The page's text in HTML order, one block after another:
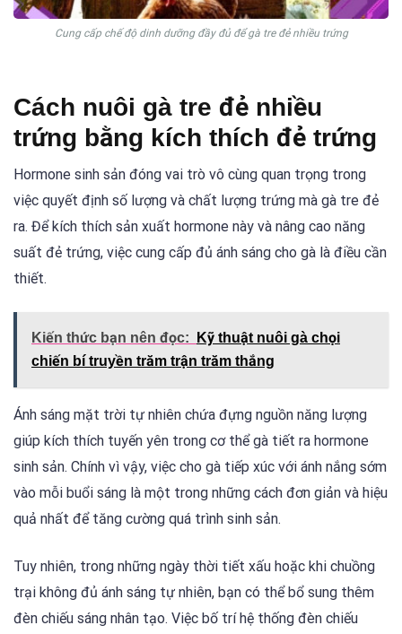
Cung cấp chế độ dinh dưỡng đầy đủ để gà tre đẻ nhiều trứng
Cách nuôi gà tre đẻ nhiều
trứng bằng kích thích đẻ trứng
Hormone sinh sản đóng vai trò vô cùng quan trọng trong
việc quyết định số lượng và chất lượng trứng mà gà tre đẻ
ra. Để kích thích sản xuất hormone này và nâng cao năng
suất đẻ trứng, việc cung cấp đủ ánh sáng cho gà là điều cần
thiết.
Kiến thức bạn nên đọc:
Kỹ thuật nuôi gà chọi
chiến bí truyền trăm trận trăm thắng
Ánh sáng mặt trời tự nhiên chứa đựng nguồn năng lượng
giúp kích thích tuyến yên trong cơ thể gà tiết ra hormone
sinh sản. Chính vì vậy, việc cho gà tiếp xúc với ánh nắng sớm
vào mỗi buổi sáng là một trong những cách đơn giản và hiệu
quả nhất để tăng cường quá trình sinh sản.
Tuy nhiên, trong những ngày thời tiết xấu hoặc khi chuồng
trại không đủ ánh sáng tự nhiên, bạn có thể bổ sung thêm
đèn chiếu sáng nhân tạo. Việc bố trí hệ thống đèn chiếu